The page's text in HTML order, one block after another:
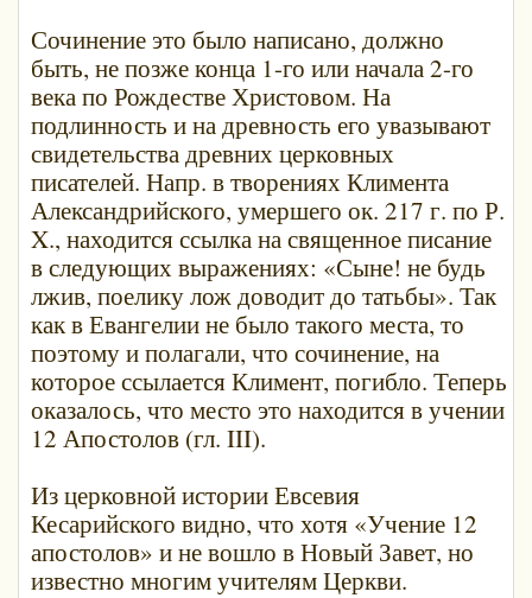
Сочинение это было написано, должно
быть, не позже конца 1-го или начала 2-го
века по Рождестве Христовом. На
подлинность и на древность его увазывают
свидетельства древних церковных
писателей. Напр. в творениях Климента
Александрийского, умершего ок. 217 г. по Р.
X., находится ссылка на священное писание
в следующих выражениях: «Сыне! не будь
лжив, поелику лож доводит до татьбы». Так
как в Евангелии не было такого места, то
поэтому и полагали, что сочинение, на
которое ссылается Климент, погибло. Теперь
оказалось, что место это находится в учении
12 Апостолов (гл. III).
Из церковной истории Евсевия
Кесарийского видно, что хотя «Учение 12
апостолов» и не вошло в Новый Завет, но
известно многим учителям Церкви.